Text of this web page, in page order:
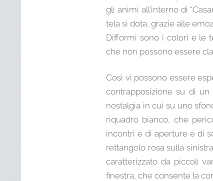
gli animi all’interno di
tela si dota, grazie alle
Difformi sono i colori e le
che non possono essere
Così vi possono essere
contrapposizione su di
nostalgia in cui su uno
riquadro bianco, che
incontri e di aperture e di
rettangolo rosa sulla
caratterizzato da piccoli
finestra, che consente la